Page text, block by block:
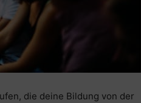
die deine Bildung von der